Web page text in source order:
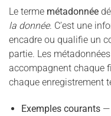
Le terme métadonnée
la donnée. C’est une
encadre ou qualifie un
partie. Les
accompagnent chaque
chaque enregistrement
Exemples courants—